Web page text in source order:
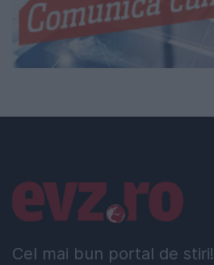
Cel mai bun portal de stiri!
Linkuri utile